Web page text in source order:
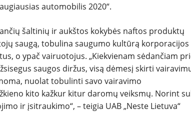
automobilis 2020“.
šaltinių ir aukštos kokybės naftos produktų
saugą, tobulina saugumo kultūrą korporacijos
o ypač vairuotojus. „Kiekvienam sėdančiam
saugos diržus, visą dėmesį skirti
nuolat tobulinti savo vairavimo
kito kažkur kitur daromų veiksmų. Norint
ir įsitraukimo“, – teigia UAB „Neste Lietuva“